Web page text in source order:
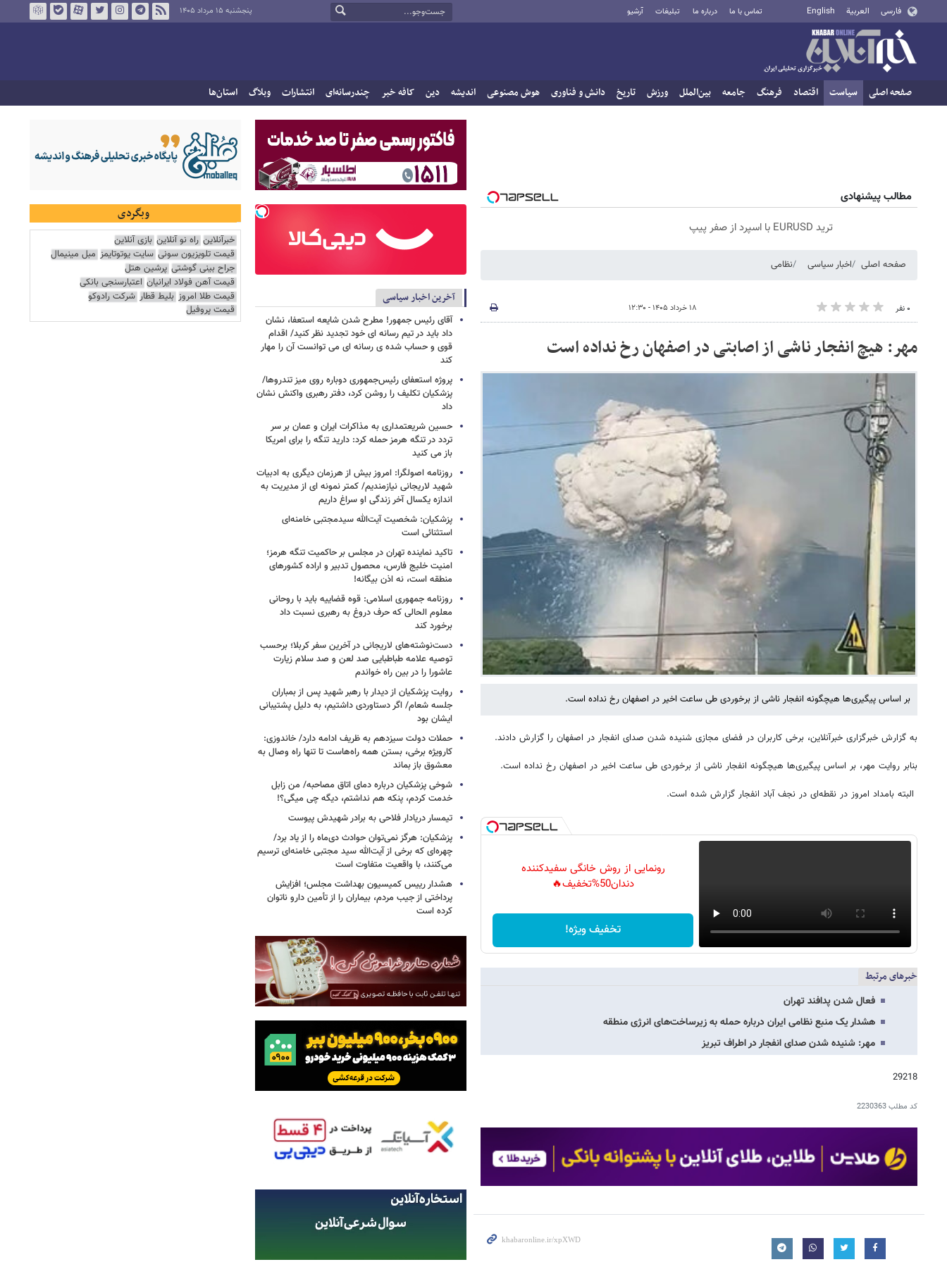
فارسی العربية English تماس با ما درباره ما تبلیغات آرشیو پنجشنبه ۱۵ مرداد ۱۴۰۵
صفحه اصلی سیاست اقتصاد فرهنگ جامعه بین‌الملل ورزش تاریخ دانش و فناوری هوش مصنوعی اندیشه دین کافه خبر چندرسانه‌ای انتشارات وبلاگ استان‌ها
مطالب پیشنهادی
ترید EURUSD با اسپرد از صفر پیپ
صفحه اصلی اخبار سیاسی نظامی
۰ نفر ۱۸ خرداد ۱۴۰۵ - ۱۲:۳۰
مهر: هیچ انفجار ناشی از اصابتی در اصفهان رخ نداده است
بر اساس پیگیری‌ها هیچگونه انفجار ناشی از برخوردی طی ساعت اخیر در اصفهان رخ نداده است.
به گزارش خبرگزاری خبرآنلاین، برخی کاربران در فضای مجازی شنیده شدن صدای انفجار در اصفهان را گزارش دادند.
بنابر روایت مهر، بر اساس پیگیری‌ها هیچگونه انفجار ناشی از برخوردی طی ساعت اخیر در اصفهان رخ نداده است.
البته بامداد امروز در نقطه‌ای در نجف آباد انفجار گزارش شده است.
رونمایی از روش خانگی سفیدکننده
دندان50%تخفیف🔥
تخفیف ویژه!
خبرهای مرتبط
فعال شدن پدافند تهران
هشدار یک منبع نظامی ایران درباره حمله به زیرساخت‌های انرژی منطقه
مهر: شنیده شدن صدای انفجار در اطراف تبریز
29218
کد مطلب2230363
آخرین اخبار سیاسی
آقای رئیس جمهور! مطرح شدن شایعه استعفا، نشان
داد باید در تیم رسانه ای خود تجدید نظر کنید/ اقدام
قوی و حساب شده ی رسانه ای می توانست آن را مهار
کند
پروژه استعفای رئیس‌جمهوری دوباره روی میز تندروها/
پزشکیان تکلیف را روشن کرد، دفتر رهبری واکنش نشان
داد
حسین شریعتمداری به مذاکرات ایران و عمان بر سر
تردد در تنگه هرمز حمله کرد: دارید تنگه را برای امریکا
باز می کنید
روزنامه اصولگرا: امروز بیش از هرزمان دیگری به ادبیات
شهید لاریجانی نیازمندیم/ کمتر نمونه ای از مدیریت به
اندازه یکسال آخر زندگی او سراغ داریم
پزشکیان: شخصیت آیت‌الله سیدمجتبی خامنه‌ای
استثنائی است
تاکید نماینده تهران در مجلس بر حاکمیت تنگه هرمز؛
امنیت خلیج فارس، محصول تدبیر و اراده کشورهای
منطقه است، نه اذن بیگانه!
روزنامه جمهوری اسلامی: قوه قضاییه باید با روحانی
معلوم الحالی که حرف دروغ به رهبری نسبت داد
برخورد کند
دست‌نوشته‌های لاریجانی در آخرین سفر کربلا؛ برحسب
توصیه علامه طباطبایی صد لعن و صد سلام زیارت
عاشورا را در بین راه خواندم
روایت پزشکیان از دیدار با رهبر شهید پس از بمباران
جلسه شعام/ اگر دستاوردی داشتیم، به دلیل پشتیبانی
ایشان بود
حملات دولت سیزدهم به ظریف ادامه دارد/ خاندوزی:
کارویژه برخی، بستن همه راه‌هاست تا تنها راه وصال به
معشوق باز بماند
شوخی پزشکیان درباره دمای اتاق مصاحبه/ من زابل
خدمت کردم، پنکه هم نداشتم، دیگه چی میگی؟!
تیمسار دریادار فلاحی به برادر شهیدش پیوست
پزشکیان: هرگز نمی‌توان حوادث دی‌ماه را از یاد برد/
چهره‌ای که برخی از آیت‌الله سید مجتبی خامنه‌ای ترسیم
می‌کنند، با واقعیت متفاوت است
هشدار رییس کمیسیون بهداشت مجلس؛ افزایش
پرداختی از جیب مردم، بیماران را از تأمین دارو ناتوان
کرده است
وبگردی
خبرآنلاین راه نو آنلاین بازی آنلاین
قیمت تلویزیون سونی سایت یوتوتایمز مبل مینیمال
جراح بینی گوشتی پرشین هتل
قیمت آهن فولاد ایرانیان اعتبارسنجی بانکی
قیمت طلا امروز بلیط قطار شرکت رادوکو
قیمت پروفیل